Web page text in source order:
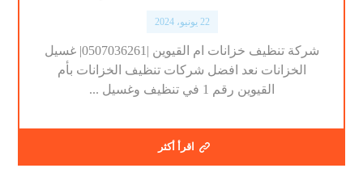
22 يونيو، 2024
شركة تنظيف خزانات ام القيوين |0507036261| غسيل
الخزانات نعد افضل شركات تنظيف الخزانات بأم
القيوين رقم 1 في تنظيف وغسيل ...
اقرأ أكثر